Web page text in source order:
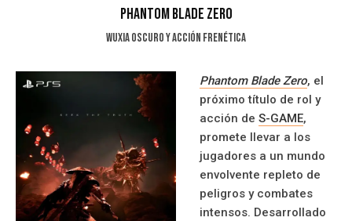
Phantom Blade Zero
Wuxia oscuro y acción frenética
Phantom Blade Zero, el
próximo título de rol y
acción de S-GAME,
promete llevar a los
jugadores a un mundo
envolvente repleto de
peligros y combates
intensos. Desarrollado